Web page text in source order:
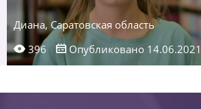
Диана, Саратовская область
396
Опубликовано 14.06.2021